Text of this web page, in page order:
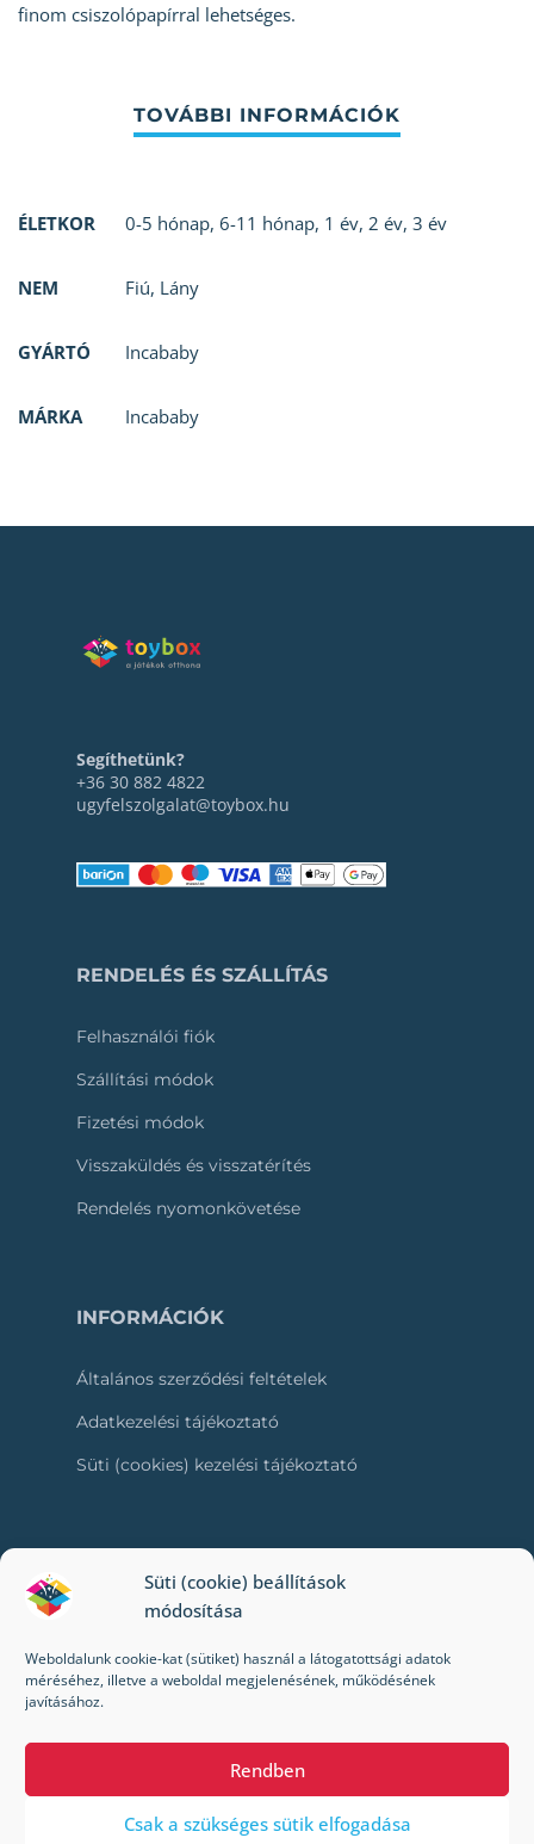
Süti (cookie) beállítások
módosítása
Weboldalunk cookie-kat (sütiket) használ a látogatottsági adatok
méréséhez, illetve a weboldal megjelenésének, működésének
javításához.
Rendben
Csak a szükséges sütik elfogadása
finom csiszolópapírral lehetséges.
ÉLETKOR 0-5 hónap, 6-11 hónap, 1 év, 2 év, 3 év
NEM Fiú, Lány
GYÁRTÓ Incababy
MÁRKA Incababy
Segíthetünk?
+36 30 882 4822
ugyfelszolgalat@toybox.hu
RENDELÉS ÉS SZÁLLÍTÁS
Felhasználói fiók
Szállítási módok
Fizetési módok
Visszaküldés és visszatérítés
Rendelés nyomonkövetése
INFORMÁCIÓK
Általános szerződési feltételek
Adatkezelési tájékoztató
Süti (cookies) kezelési tájékoztató
RÓLUNK
Kik vagyunk mi?